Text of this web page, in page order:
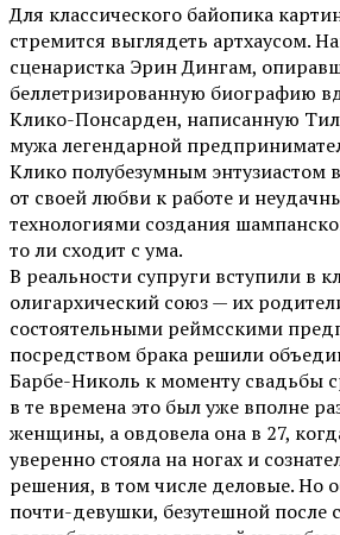
Для классического байопика
стремится выглядеть артхаусом.
сценаристка Эрин Дингам,
беллетризированную биографию
Клико-Понсарден, написанную
мужа легендарной
Клико полубезумным энтузиастом
от своей любви к работе и
технологиями создания
то ли сходит с ума.
В реальности супруги вступили в
олигархический союз — их
состоятельными реймсскими
посредством брака решили
Барбе-Николь к моменту свадьбы
в те времена это был уже вполне
женщины, а овдовела она в 27,
уверенно стояла на ногах и
решения, в том числе деловые. Но
почти-девушки, безутешной после